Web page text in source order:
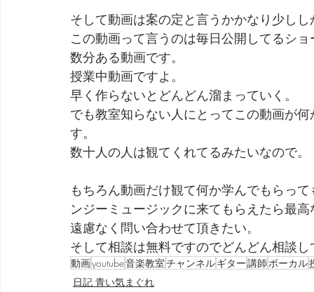
そして動画は案の定と言うかかなり少し
この動画って言うのは毎日公開してるシ
数分ある動画です。
授業中動画ですよ。
早く作らないとどんどん溜まっていく。
でも教室知らない人にとってこの動画が
す。
数十人の人は観てくれてるみたいなので。
もちろん動画だけ観て何か学んでもらっ
ンジーミュージックに来てもらえたら最
遠慮なく問い合わせて頂きたい。
そして相談は無料ですのでどんどん相談
動画youtube音楽教室チャンネルギター講師 ボーカル
日記 青い気まぐれ